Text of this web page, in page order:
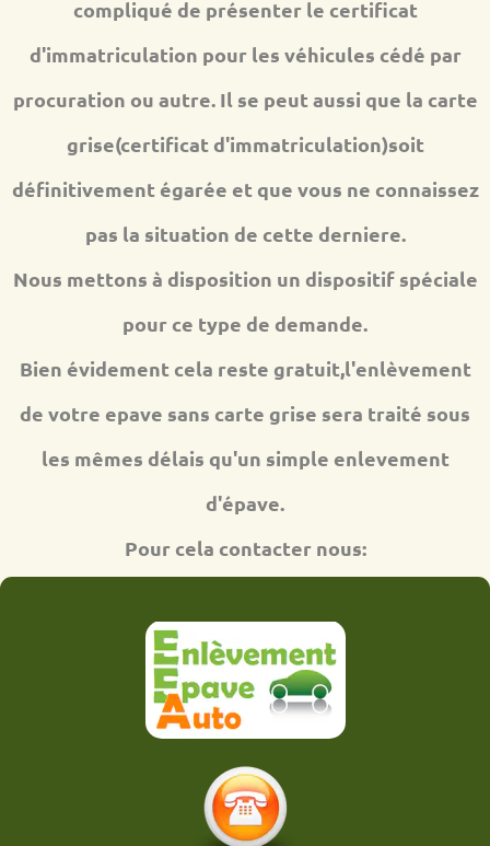
compliqué de présenter le certificat
d'immatriculation pour les véhicules cédé par
procuration ou autre. Il se peut aussi que la carte
grise(certificat d'immatriculation)soit
définitivement égarée et que vous ne connaissez
pas la situation de cette derniere.
Nous mettons à disposition un dispositif spéciale
pour ce type de demande.
Bien évidement cela reste gratuit,l'enlèvement
de votre epave sans carte grise sera traité sous
les mêmes délais qu'un simple enlevement
d'épave.
Pour cela contacter nous: